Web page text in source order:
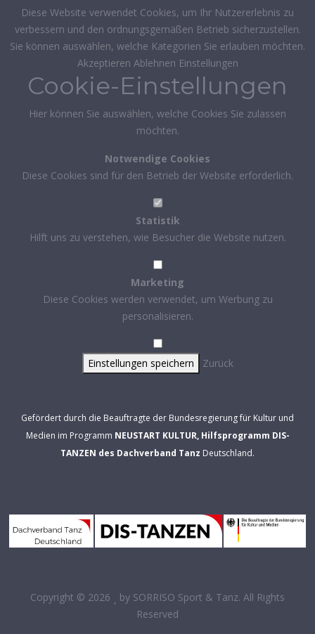
Diese Website verwendet Cookies, um Ihr Nutzererlebnis zu
verbessern und den ordnungsgemäßen Betrieb sicherzustellen.
Sie können auswählen, welche Kategorien Sie erlauben möchten.
Akzeptieren Ablehnen Einstellungen
Cookie-Einstellungen
Hier können Sie auswählen, welche Cookies Sie zulassen
möchten.
Notwendige Cookies
Diese Cookies sind für den Betrieb der Website erforderlich.
Statistik
Hilft uns zu verstehen, wie Besucher die Website nutzen.
Marketing
Diese Cookies werden verwendet, um Werbung zu
personalisieren.
Einstellungen speichern Zurück
Gefördert durch die Beauftragte der Bundesregierung für Kultur und
Medien im Programm NEUSTART KULTUR, Hilfsprogramm DIS-
TANZEN des Dachverband Tanz Deutschland.
Copyright © 2026 by SORRISO Sport & Tanz. All Rights
Reserved